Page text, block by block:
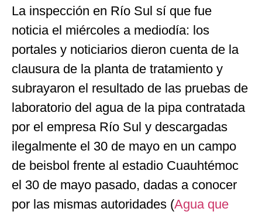
La inspección en Río Sul sí que fue
noticia el miércoles a mediodía: los
portales y noticiarios dieron cuenta de la
clausura de la planta de tratamiento y
subrayaron el resultado de las pruebas de
laboratorio del agua de la pipa contratada
por el empresa Río Sul y descargadas
ilegalmente el 30 de mayo en un campo
de beisbol frente al estadio Cuauhtémoc
el 30 de mayo pasado, dadas a conocer
por las mismas autoridades (Agua que